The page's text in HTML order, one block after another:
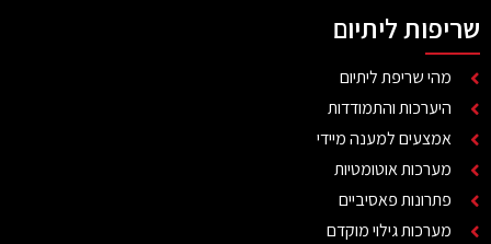
שריפות ליתיום
מהי שריפת ליתיום
היערכות והתמודדות
אמצעים למענה מיידי
מערכות אוטומטיות
פתרונות פאסיביים
מערכות גילוי מוקדם